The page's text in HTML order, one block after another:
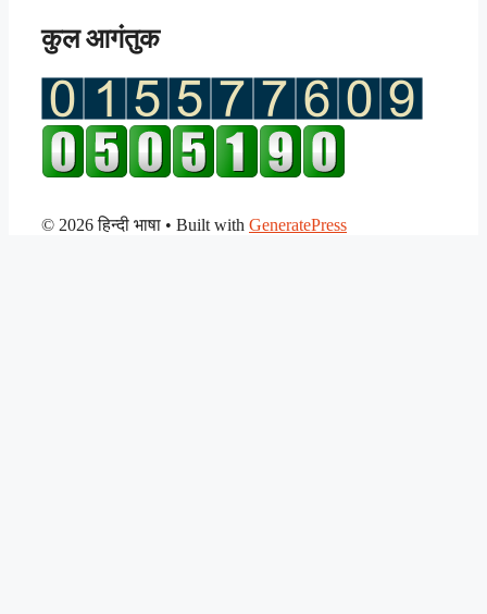
कुल आगंतुक
© 2026 हिन्दी भाषा • Built with GeneratePress